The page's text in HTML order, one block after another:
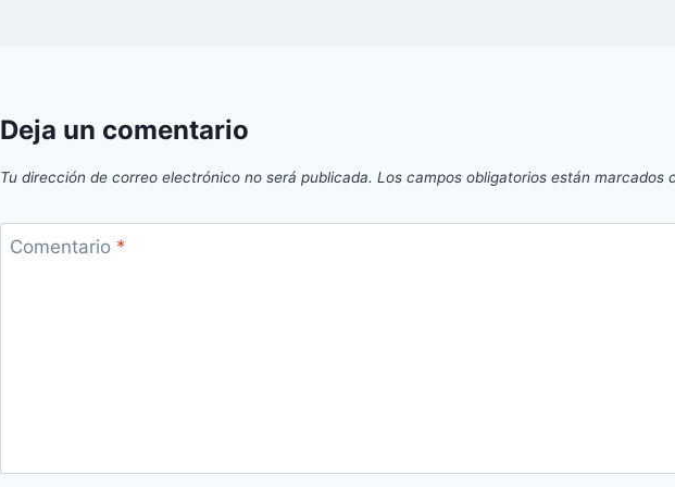
Deja un comentario
Tu dirección de correo electrónico no será publicada. Los campos obligatorios están marcados
Comentario *